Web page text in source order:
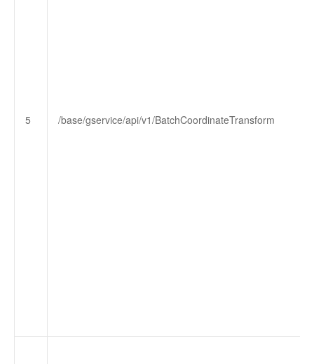
5 /base/gservice/api/v1/BatchCoordinateTransform